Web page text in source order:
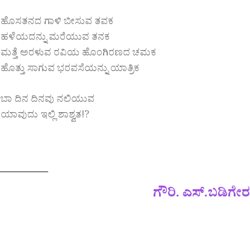
ಹೊಸತನದ ಗಾಳಿ ಬೀಸುವ ತವಕ
ಹಳೆಯದನ್ನು ಮರೆಯುವ ತನಕ
ಮತ್ತೆ ಅರಳುವ ರವಿಯ ಹೊಂಗಿರಣದ ಚಮಕ
ಹೊತ್ತು ಸಾಗುವ ಭರವಸೆಯನ್ನು ಯಾತ್ರಿಕ
ಬಾ ದಿನ ದಿನವು ನಲಿಯುವ
ಯಾವುದು ಇಲ್ಲಿ ಶಾಶ್ವತ!?
ಗೌರಿ. ಎಸ್.ಬಡಿಗೇರ